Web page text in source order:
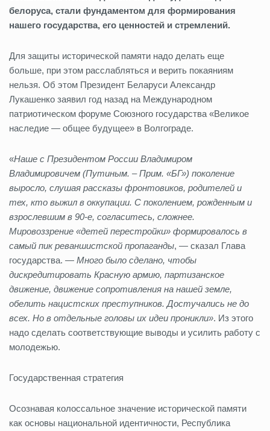
белоруса, стали фундаментом для формирования
нашего государства, его ценностей и стремлений.
Для защиты исторической памяти надо делать еще
больше, при этом расслабляться и верить покаяниям
нельзя. Об этом Президент Беларуси Александр
Лукашенко заявил год назад на Международном
патриотическом форуме Союзного государства «Великое
наследие — общее будущее» в Волгограде.
«Наше с Президентом России Владимиром
Владимировичем (Путиным. – Прим. «БГ») поколение
выросло, слушая рассказы фронтовиков, родителей и
тех, кто выжил в оккупации. С поколением, рожденным и
взрослевшим в 90-е, согласитесь, сложнее.
Мировоззрение «детей перестройки» формировалось в
самый пик реваншистской пропаганды, — сказал Глава
государства. — Много было сделано, чтобы
дискредитировать Красную армию, партизанское
движение, движение сопротивления на нашей земле,
обелить нацистских преступников. Достучались не до
всех. Но в отдельные головы их идеи проникли». Из этого
надо сделать соответствующие выводы и усилить работу с
молодежью.
Государственная стратегия
Осознавая колоссальное значение исторической памяти
как основы национальной идентичности, Республика